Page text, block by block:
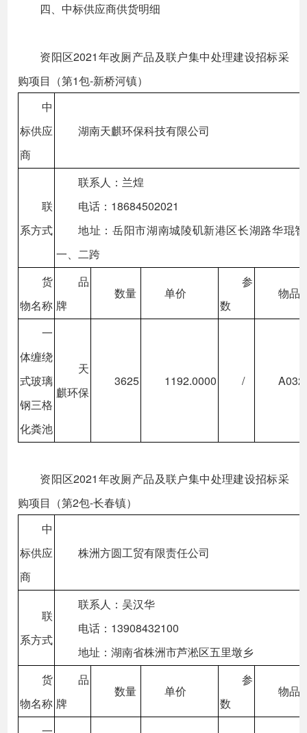
四、中标供应商供货明细
资阳区2021年改厕产品及联户集中处理建设招标采
购项目（第1包-新桥河镇）
中
标供应
商
湖南天麒环保科技有限公司
联
系方式
联系人：兰煌
电话：18684502021
地址：岳阳市湖南城陵矶新港区长湖路华琨
一、二跨
货
物名称
品
牌
数量 单价
参
数
物品
一
体缠绕
式玻璃
钢三格
化粪池
天
麒环保
3625 1192.0000 /
资阳区2021年改厕产品及联户集中处理建设招标采
购项目（第2包-长春镇）
中
标供应
商
株洲方圆工贸有限责任公司
联
系方式
联系人：吴汉华
电话：13908432100
地址：湖南省株洲市芦淞区五里墩乡
货
物名称
品
牌
数量 单价
参
数
物品